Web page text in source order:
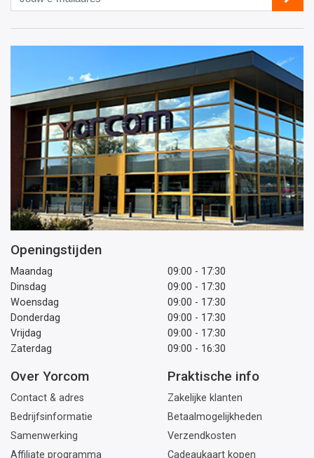
e-
mailadres
Openingstijden
Maandag
09:00 - 17:30
Dinsdag
09:00 - 17:30
Woensdag
09:00 - 17:30
Donderdag
09:00 - 17:30
Vrijdag
09:00 - 17:30
Zaterdag
09:00 - 16:30
Over Yorcom
Contact & adres
Bedrijfsinformatie
Samenwerking
Affiliate programma
Praktische info
Zakelijke klanten
Betaalmogelijkheden
Verzendkosten
Cadeaukaart kopen